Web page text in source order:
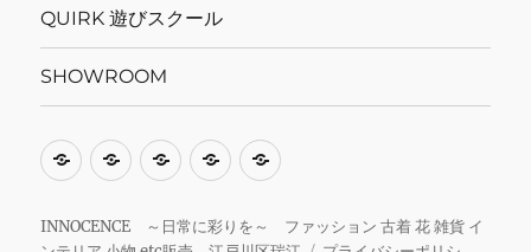
QUIRK 遊びスクール
SHOWROOM
当
イ
ス
ー
FURIMAYA
展
QUIRK
び
SHOWROOM
INNOCENCE ～日常に彩りを～ ファッション 古着 花 雑貨 イ